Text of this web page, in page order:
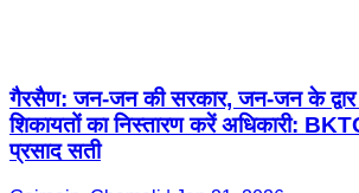
गैरसैण: जन-जन की सरकार, जन-जन के द्वार
शिकायतों का निस्तारण करें अधिकारी:
प्रसाद सती